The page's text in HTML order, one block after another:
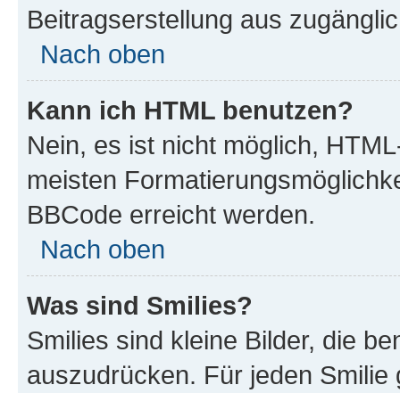
Beitragserstellung aus
Nach oben
Kann ich HTML benutzen?
Nein, es ist nicht möglich,
meisten
BBCode erreicht werden.
Nach oben
Was sind Smilies?
Smilies sind kleine Bilder, die
auszudrücken. Für jeden